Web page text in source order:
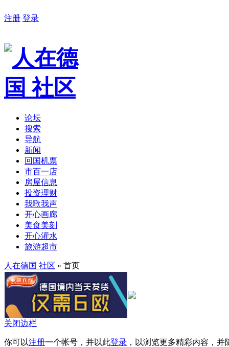
注册 登录
论坛
搜索
导航
新闻
回国机票
市百一店
房屋信息
投资理财
我歌我声
开心画廊
美食美刻
开心灌水
旅游超市
人在德国 社区 » 首页
关闭边栏
你可以注册一个帐号，并以此登录 ，以浏览更多精彩内容，